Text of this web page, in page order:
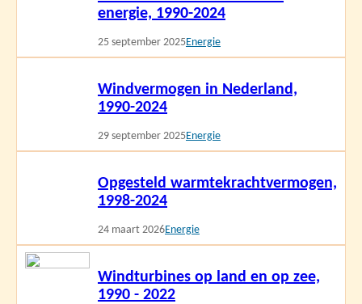
energie, 1990-2024
25 september 2025Energie
Windvermogen in Nederland,
1990-2024
29 september 2025Energie
Opgesteld warmtekrachtvermogen,
1998-2024
24 maart 2026Energie
Windturbines op land en op zee,
1990 - 2022
Lees